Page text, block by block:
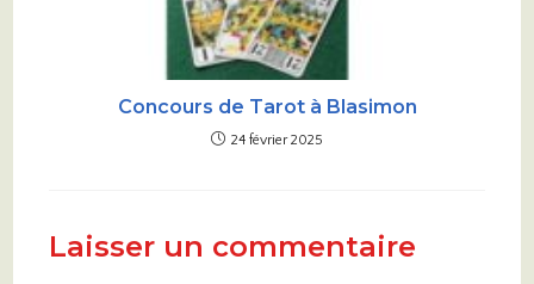
Concours de Tarot à Blasimon
24 février 2025
Laisser un commentaire